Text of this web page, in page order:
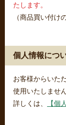
たします。
（商品買い付け
個人情報につ
お客様からいた
使用いたしません
詳しくは、
【個